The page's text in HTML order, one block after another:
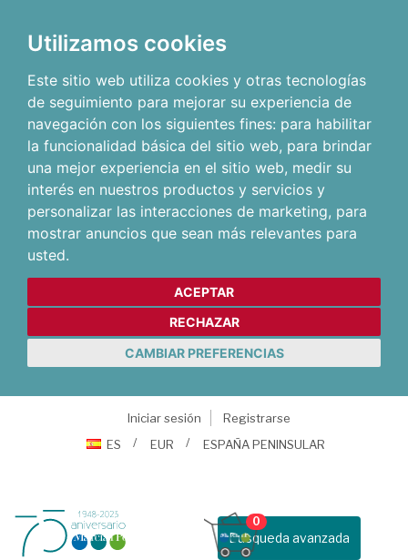
Utilizamos cookies
Este sitio web utiliza cookies y otras tecnologías
de seguimiento para mejorar su experiencia de
navegación con los siguientes fines: para habilitar
la funcionalidad básica del sitio web, para brindar
una mejor experiencia en el sitio web, medir su
interés en nuestros productos y servicios y
personalizar las interacciones de marketing, para
mostrar anuncios que sean más relevantes para
usted.
ACEPTAR
RECHAZAR
CAMBIAR PREFERENCIAS
Iniciar sesión
Registrarse
ES
EUR ESPAÑA PENINSULAR
Busqueda avanzada
0